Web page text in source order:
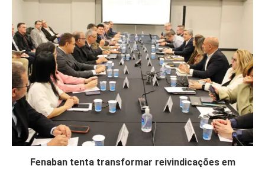
Fenaban tenta transformar reivindicações em